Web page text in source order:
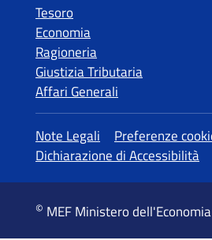
Tesoro
Economia
Ragioneria
Giustizia Tributaria
Affari Generali
MEF Ministero